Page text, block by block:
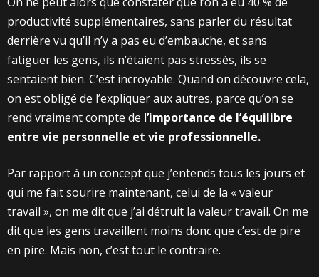
productivité supplémentaires, sans parler du résultat
derrière vu qu’il n’y a pas eu d’embauche, et sans
fatiguer les gens, ils n’étaient pas stressés, ils se
sentaient bien. C’est incroyable. Quand on découvre cela,
on est obligé de l’expliquer aux autres, parce qu’on se
rend vraiment compte de l’importance de l’équilibre
entre vie personnelle et vie professionnelle.
Par rapport à un concept que j’entends tous les jours et
qui me fait sourire maintenant, celui de la « valeur
travail », on me dit que j’ai détruit la valeur travail. On me
dit que les gens travaillent moins donc que c’est de pire
en pire. Mais non, c’est tout le contraire.